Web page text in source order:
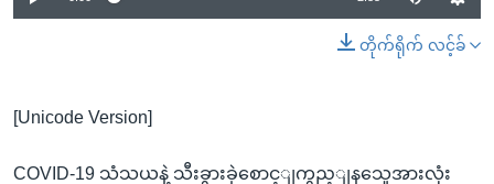
တိုက်ရိုက် လင့်ခ်
[Unicode Version]
COVID-19 သံသယနဲ့ သီးခွားခှဲစောင့ျကွည့ျနသေူအားလုံး